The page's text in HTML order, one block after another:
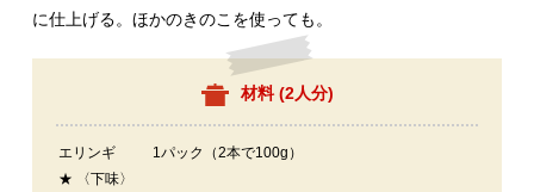
に仕上げる。ほかのきのこを使っても。
材料 (2人分)
エリンギ
1パック（2本で100g）
★ 〈下味〉